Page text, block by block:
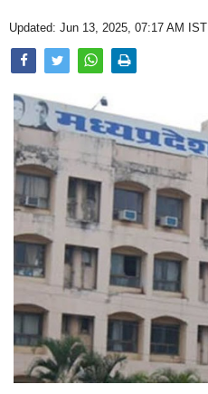
Home
Updated: Jun 13, 2025, 07:17 AM IST